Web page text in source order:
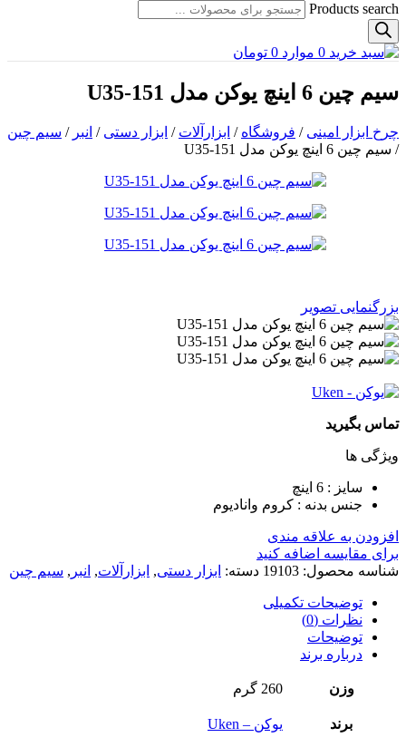
Products search
0 موارد 0 تومان
سیم چین 6 اینچ یوکن مدل U35-151
چرخ ابزار امینی / فروشگاه / ابزارآلات / ابزار دستی / انبر / سیم چین
/ سیم چین 6 اینچ یوکن مدل U35-151
بزرگنمایی تصویر
تماس بگیرید
ویژگی ها
سایز : 6 اینچ
جنس بدنه : کروم وانادیوم
افزودن به علاقه مندی
برای مقایسه اضافه کنید
شناسه محصول: 19103 دسته: ابزار دستی, ابزارآلات, انبر , سیم چین
توضیحات تکمیلی
نظرات (0)
توضیحات
درباره برند
وزن 260 گرم
برند یوکن – Uken